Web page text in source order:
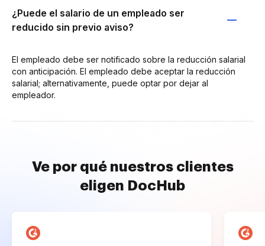
¿Puede el salario de un empleado ser
reducido sin previo aviso?
El empleado debe ser notificado sobre la reducción salarial
con anticipación. El empleado debe aceptar la reducción
salarial; alternativamente, puede optar por dejar al
empleador.
Ve por qué nuestros clientes
eligen DocHub